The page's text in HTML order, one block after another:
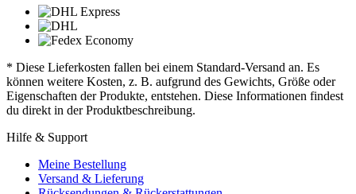
* Diese Lieferkosten fallen bei einem Standard-Versand an. Es
können weitere Kosten, z. B. aufgrund des Gewichts, Größe oder
Eigenschaften der Produkte, entstehen. Diese Informationen findest
du direkt in der Produktbeschreibung.
Hilfe & Support
Meine Bestellung
Versand & Lieferung